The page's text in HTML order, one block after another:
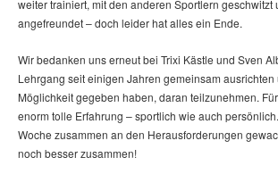
weiter trainiert, mit den anderen Sportlern geschwitzt
angefreundet – doch leider hat alles ein Ende.
Wir bedanken uns erneut bei Trixi Kästle und Sven
Lehrgang seit einigen Jahren gemeinsam ausrichten
Möglichkeit gegeben haben, daran teilzunehmen.
enorm tolle Erfahrung – sportlich wie auch
Woche zusammen an den Herausforderungen
noch besser zusammen!